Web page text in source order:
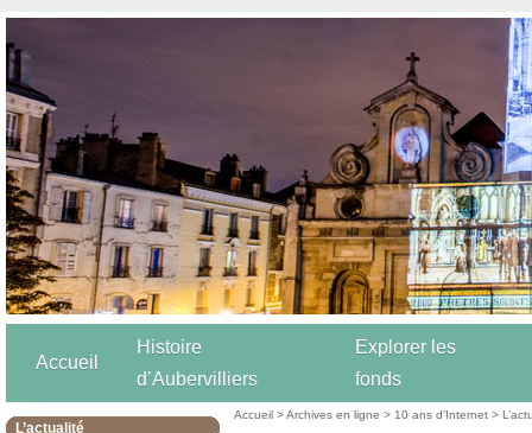
Accueil
Histoire
d’Aubervilliers
Explorer les
fonds
L’actualité
Accueil >Archives en ligne > 10 ans d’Internet >